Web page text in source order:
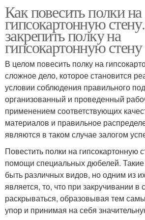
Как повесить полки на
гипсокартонную
закрепить полку на
гипсокартонную стену
В целом повесить полку на
сложное дело, которое становится
условии соблюдения правильного
организованный и проведенный
применением соответствующих
материалов и правильное
являются в таком случае залогом
Повестить полки на гипсокартонную
помощи специальных дюбелей.
быть различных видов, но одним из
является, то, что при закручивании в
раскрываться, образовывая тем
упор и принимая на себя